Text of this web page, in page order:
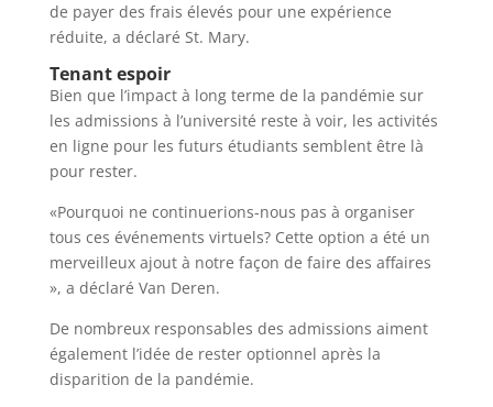
de payer des frais élevés pour une expérience
réduite, a déclaré St. Mary.
Tenant espoir
Bien que l’impact à long terme de la pandémie sur
les admissions à l’université reste à voir, les activités
en ligne pour les futurs étudiants semblent être là
pour rester.
«Pourquoi ne continuerions-nous pas à organiser
tous ces événements virtuels? Cette option a été un
merveilleux ajout à notre façon de faire des affaires
», a déclaré Van Deren.
De nombreux responsables des admissions aiment
également l’idée de rester optionnel après la
disparition de la pandémie.